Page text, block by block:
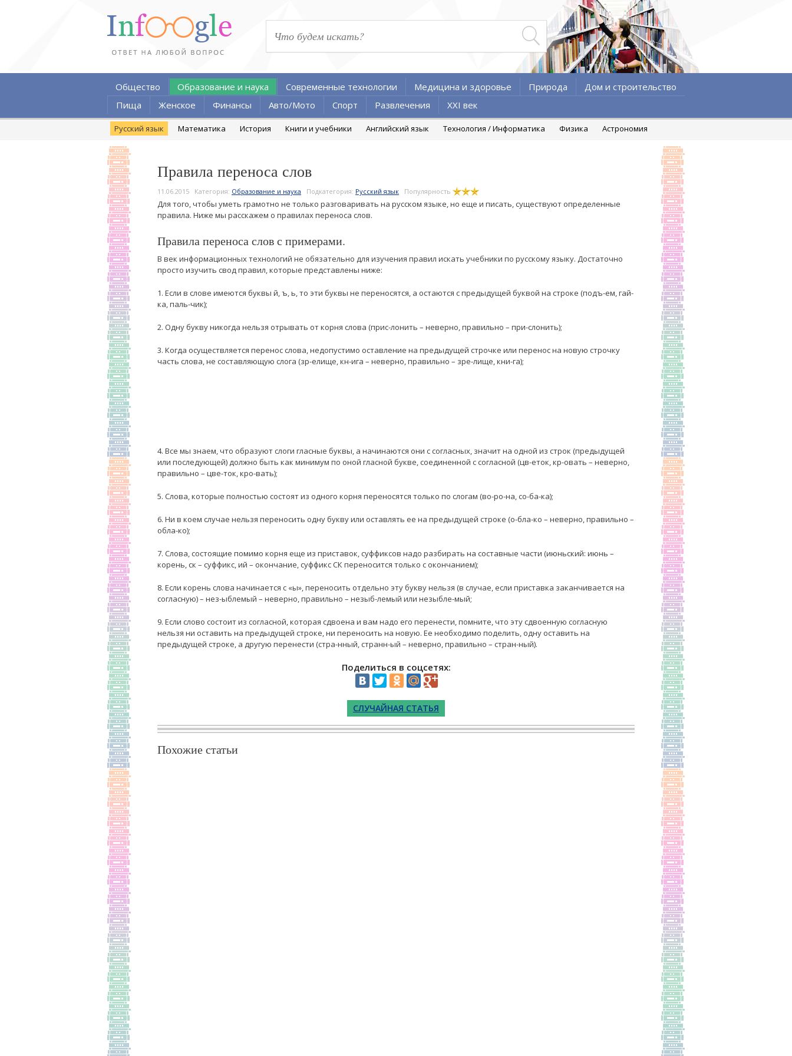
Общество Образование и наука Современные технологии Медицина и здоровье Природа
Дом и строительство
Пища
Женское Финансы Авто/Мото Спорт Развлечения XXI век
Русский язык Математика История Книги и учебники Английский язык Технология / Информатика Физика Астрономия
Правила переноса слов
11.06.2015 Категория: Образование и наука Подкатегория: Русский язык Популярность
Для того, чтобы уметь грамотно не только разговаривать на русском языке, но еще и писать, существуют определенные
правила. Ниже мы расскажем о правилах переноса слов.
Правила переноса слов с примерами.
В век информационных технологий не обязательно для изучения правил искать учебники по русскому языку. Достаточно
просто изучить свод правил, которые представлены ниже:
1. Если в слове имеются буквы й, ъ, ь, то эти буквы не переносятся, а остаются с предыдущей буквой на строке (подъ-ем, гай-
ка, паль-чик);
2. Одну букву никогда нельзя отрывать от корня слова (прис-лонить – неверно, правильно – при-слонить);
3. Когда осуществляется перенос слова, недопустимо оставление на предыдущей строчке или перенос на новую строчку
часть слова, не составляющую слога (зр-елище, кн-ига – неверно, правильно – зре-лище, кни-га);
4. Все мы знаем, что образуют слоги гласные буквы, а начинаются они с согласных, значит на одной из строк (предыдущей
или последующей) должно быть как минимум по оной гласной букве, соединенной с согласной (цв-еток, кр-овать – неверно,
правильно – цве-ток, кро-вать);
5. Слова, которые полностью состоят из одного корня переносятся только по слогам (во-ро-на, со-ба-ка);
6. Ни в коем случае нельзя переносить одну букву или оставлять ее на предыдущей строке (о-бла-ко – неверно, правильно –
обла-ко);
7. Слова, состоящие помимо корня еще из приставок, суффиксов надо разбирать на составные части (июньский: июнь –
корень, ск – суффикс, ий – окончание, суффикс СК переносится только с окончанием);
8. Если корень слова начинается с «ы», переносить отдельно эту букву нельзя (в случае, если приставка заканчивается на
согласную) – нез-ыблемый – неверно, правильно – незыб-лемый или незыбле-мый;
9. Если слово состоит из согласной, которая сдвоена и вам надо его перенести, помните, что эту сдвоенную согласную
нельзя ни оставить на предыдущей строке, ни переносить на новую. Ее необходимо поделить, одну оставить на
предыдущей строке, а другую перенести (стра-нный, странн-ый – неверно, правильно – стран-ный).
Поделиться в соцсетях:
СЛУЧАЙНАЯ СТАТЬЯ
Похожие статьи